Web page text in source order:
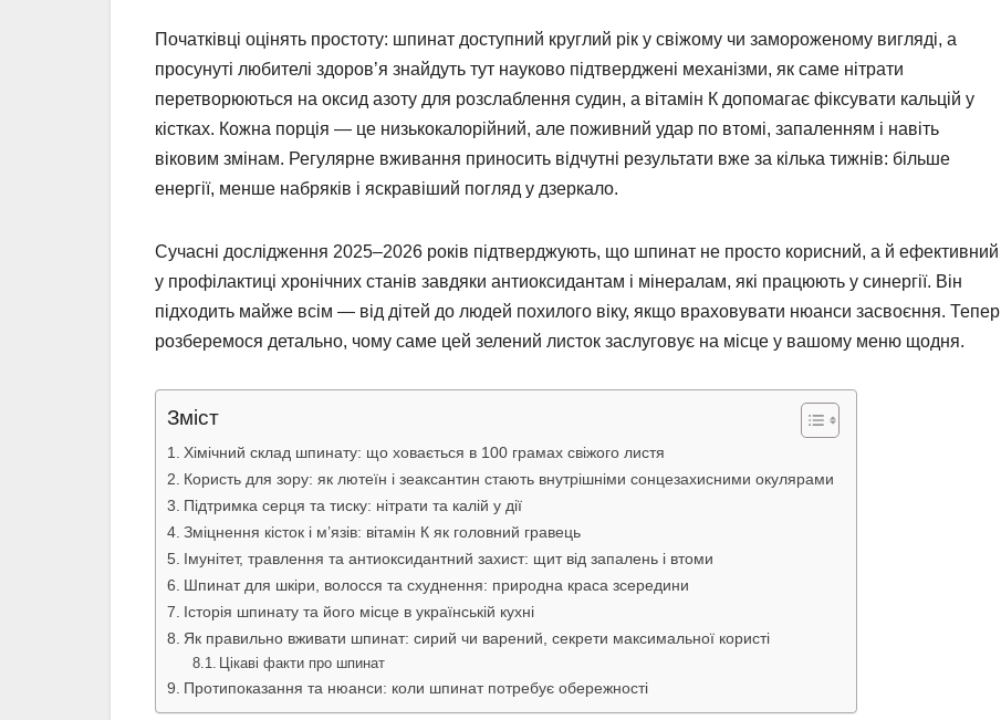
Початківці оцінять простоту: шпинат доступний круглий рік у свіжому чи замороженому вигляді, а
просунуті любителі здоров’я знайдуть тут науково підтверджені механізми, як саме нітрати
перетворюються на оксид азоту для розслаблення судин, а вітамін К допомагає фіксувати кальцій у
кістках. Кожна порція — це низькокалорійний, але поживний удар по втомі, запаленням і навіть
віковим змінам. Регулярне вживання приносить відчутні результати вже за кілька тижнів: більше
енергії, менше набряків і яскравіший погляд у дзеркало.
Сучасні дослідження 2025–2026 років підтверджують, що шпинат не просто корисний, а й ефективний
у профілактиці хронічних станів завдяки антиоксидантам і мінералам, які працюють у синергії. Він
підходить майже всім — від дітей до людей похилого віку, якщо враховувати нюанси засвоєння. Тепер
розберемося детально, чому саме цей зелений листок заслуговує на місце у вашому меню щодня.
Зміст
Хімічний склад шпинату: що ховається в 100 грамах свіжого листя
Користь для зору: як лютеїн і зеаксантин стають внутрішніми сонцезахисними окулярами
Підтримка серця та тиску: нітрати та калій у дії
Зміцнення кісток і м’язів: вітамін К як головний гравець
Імунітет, травлення та антиоксидантний захист: щит від запалень і втоми
Шпинат для шкіри, волосся та схуднення: природна краса зсередини
Історія шпинату та його місце в українській кухні
Як правильно вживати шпинат: сирий чи варений, секрети максимальної користі
Цікаві факти про шпинат
Протипоказання та нюанси: коли шпинат потребує обережності